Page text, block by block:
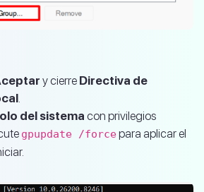
y cierre Directiva de
del sistema con privilegios
gpupdate /forcepara aplicar el